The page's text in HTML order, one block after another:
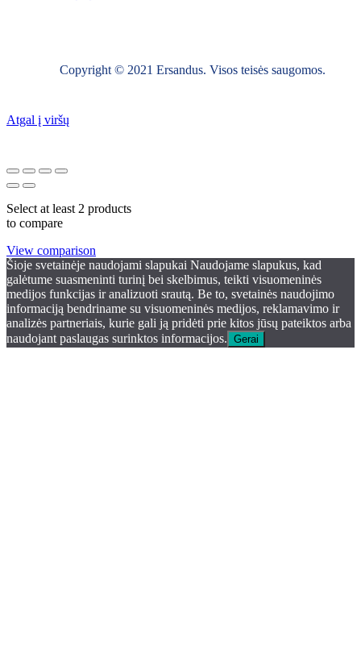
Copyright © 2021 Ersandus. Visos teisės saugomos.
Atgal į viršų
Select at least 2 products
to compare
View comparison
Šioje svetainėje naudojami slapukai Naudojame slapukus, kad
galėtume suasmeninti turinį bei skelbimus, teikti visuomeninės
medijos funkcijas ir analizuoti srautą. Be to, svetainės naudojimo
informaciją bendriname su visuomeninės medijos, reklamavimo ir
analizės partneriais, kurie gali ją pridėti prie kitos jūsų pateiktos arba
naudojant paslaugas surinktos informacijos. Gerai